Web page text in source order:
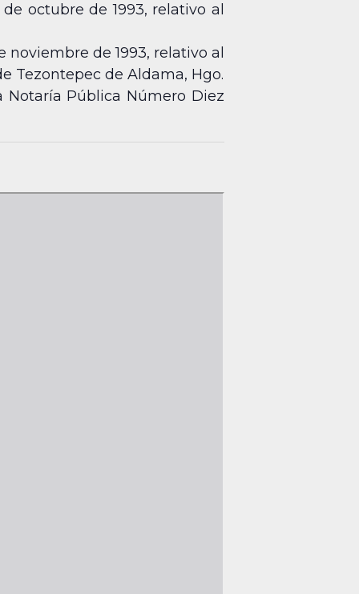
octubre de 1993, relativo al
de 1993, relativo al
Tezontepec de Aldama, Hgo.
Pública Número Diez